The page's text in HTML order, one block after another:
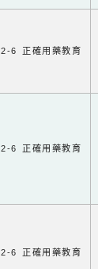
2-6 正確用藥教育
2-6 正確用藥教育
2-6 正確用藥教育